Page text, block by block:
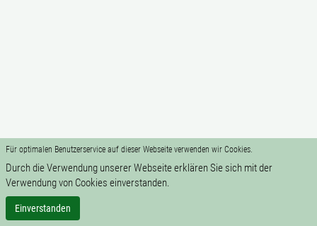
Für optimalen Benutzerservice auf dieser Webseite verwenden wir Cookies.
Durch die Verwendung unserer Webseite erklären Sie sich mit der
Verwendung von Cookies einverstanden.
Einverstanden